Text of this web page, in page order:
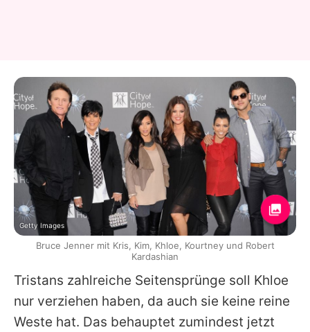
Tristans zahlreiche Seitensprünge soll Khloe
nur verziehen haben, da auch sie keine reine
Weste hat. Das behauptet zumindest jetzt
Getty Images
Bruce Jenner mit Kris, Kim, Khloe, Kourtney und Robert
Kardashian